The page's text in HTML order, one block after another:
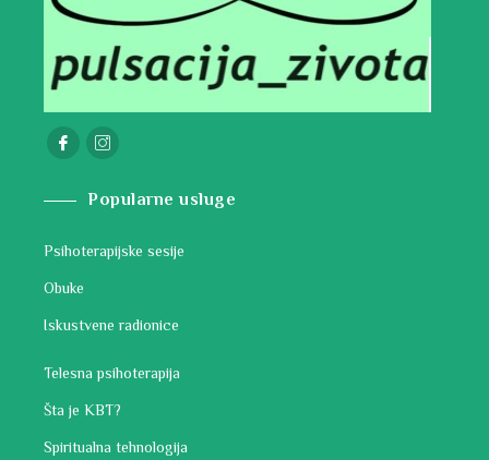
Popularne usluge
Psihoterapijske sesije
Obuke
Iskustvene radionice
Telesna psihoterapija
Šta je KBT?
Spiritualna tehnologija